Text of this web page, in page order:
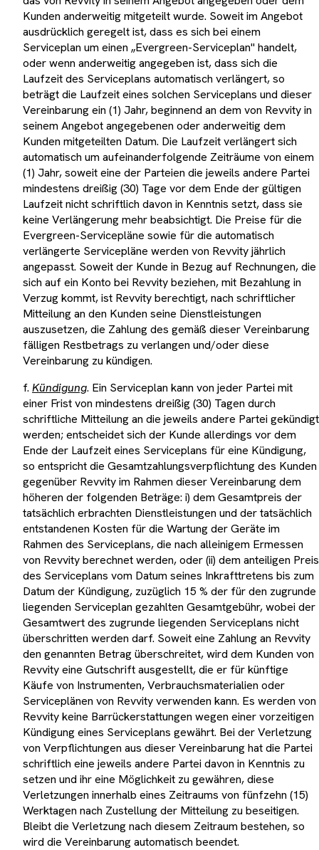
Kunden anderweitig mitgeteilt wurde. Soweit im Angebot
ausdrücklich geregelt ist, dass es sich bei einem
Serviceplan um einen „Evergreen-Serviceplan" handelt,
oder wenn anderweitig angegeben ist, dass sich die
Laufzeit des Serviceplans automatisch verlängert, so
beträgt die Laufzeit eines solchen Serviceplans und dieser
Vereinbarung ein (1) Jahr, beginnend an dem von Revvity in
seinem Angebot angegebenen oder anderweitig dem
Kunden mitgeteilten Datum. Die Laufzeit verlängert sich
automatisch um aufeinanderfolgende Zeiträume von einem
(1) Jahr, soweit eine der Parteien die jeweils andere Partei
mindestens dreißig (30) Tage vor dem Ende der gültigen
Laufzeit nicht schriftlich davon in Kenntnis setzt, dass sie
keine Verlängerung mehr beabsichtigt. Die Preise für die
Evergreen-Servicepläne sowie für die automatisch
verlängerte Servicepläne werden von Revvity jährlich
angepasst. Soweit der Kunde in Bezug auf Rechnungen, die
sich auf ein Konto bei Revvity beziehen, mit Bezahlung in
Verzug kommt, ist Revvity berechtigt, nach schriftlicher
Mitteilung an den Kunden seine Dienstleistungen
auszusetzen, die Zahlung des gemäß dieser Vereinbarung
fälligen Restbetrags zu verlangen und/oder diese
Vereinbarung zu kündigen.
f. Kündigung. Ein Serviceplan kann von jeder Partei mit
einer Frist von mindestens dreißig (30) Tagen durch
schriftliche Mitteilung an die jeweils andere Partei gekündigt
werden; entscheidet sich der Kunde allerdings vor dem
Ende der Laufzeit eines Serviceplans für eine Kündigung,
so entspricht die Gesamtzahlungsverpflichtung des Kunden
gegenüber Revvity im Rahmen dieser Vereinbarung dem
höheren der folgenden Beträge: i) dem Gesamtpreis der
tatsächlich erbrachten Dienstleistungen und der tatsächlich
entstandenen Kosten für die Wartung der Geräte im
Rahmen des Serviceplans, die nach alleinigem Ermessen
von Revvity berechnet werden, oder (ii) dem anteiligen Preis
des Serviceplans vom Datum seines Inkrafttretens bis zum
Datum der Kündigung, zuzüglich 15 % der für den zugrunde
liegenden Serviceplan gezahlten Gesamtgebühr, wobei der
Gesamtwert des zugrunde liegenden Serviceplans nicht
überschritten werden darf. Soweit eine Zahlung an Revvity
den genannten Betrag überschreitet, wird dem Kunden von
Revvity eine Gutschrift ausgestellt, die er für künftige
Käufe von Instrumenten, Verbrauchsmaterialien oder
Serviceplänen von Revvity verwenden kann. Es werden von
Revvity keine Barrückerstattungen wegen einer vorzeitigen
Kündigung eines Serviceplans gewährt. Bei der Verletzung
von Verpflichtungen aus dieser Vereinbarung hat die Partei
schriftlich eine jeweils andere Partei davon in Kenntnis zu
setzen und ihr eine Möglichkeit zu gewähren, diese
Verletzungen innerhalb eines Zeitraums von fünfzehn (15)
Werktagen nach Zustellung der Mitteilung zu beseitigen.
Bleibt die Verletzung nach diesem Zeitraum bestehen, so
wird die Vereinbarung automatisch beendet.